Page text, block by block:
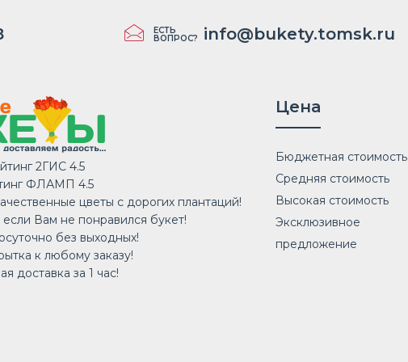
ЕСТЬ
ВОПРОС? info@bukety.tomsk.ru
2ГИС 4.5
ФЛАМП 4.5
цветы с дорогих плантаций!
если Вам не понравился букет!
без выходных!
к любому заказу!
доставка за 1 час!
Цена
Бюджетная стоимость
Средняя стоимость
Высокая стоимость
Эксклюзивное
предложение